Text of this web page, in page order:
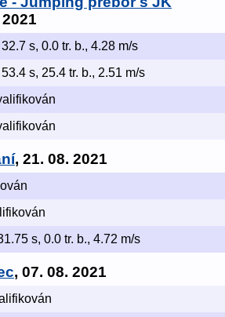
s, 0.0 tr. b., 4.28 m/s
s, 25.4 tr. b., 2.51 m/s
, 21. 08. 2021
s, 0.0 tr. b., 4.72 m/s
, 07. 08. 2021